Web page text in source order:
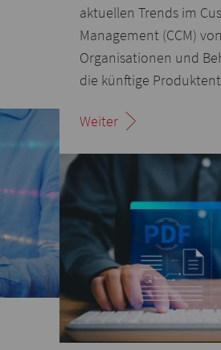
aktuellen Trends im
Management (CCM)
Organisationen und
die künftige
Weiter